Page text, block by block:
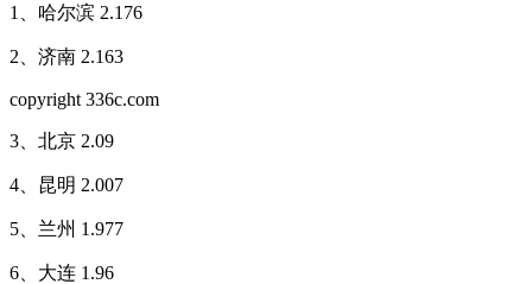
1、哈尔滨 2.176
2、济南 2.163
copyright 336c.com
3、北京 2.09
4、昆明 2.007
5、兰州 1.977
6、大连 1.96